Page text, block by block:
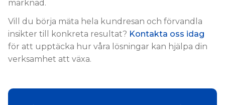
marknad.
Vill du börja mäta hela kundresan och förvandla
insikter till konkreta resultat? Kontakta oss idag
för att upptäcka hur våra lösningar kan hjälpa din
verksamhet att växa.